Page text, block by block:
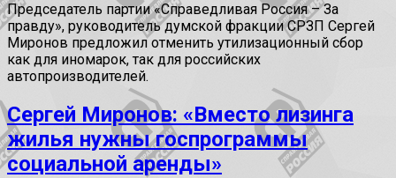
Председатель партии «Справедливая Россия – За
правду», руководитель думской фракции СРЗП Сергей
Миронов предложил отменить утилизационный сбор
как для иномарок, так для российских
автопроизводителей.
Сергей Миронов: «Вместо лизинга
жилья нужны госпрограммы
социальной аренды»